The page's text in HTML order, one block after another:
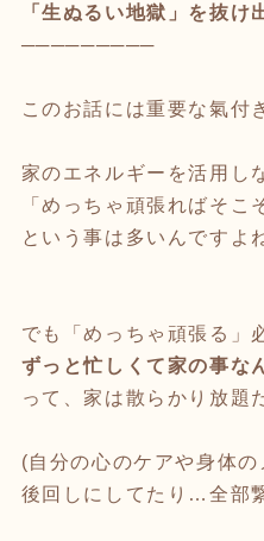
「生ぬるい地獄」を抜け
─────────
このお話には重要な氣付
家のエネルギーを活用し
「めっちゃ頑張ればそこ
という事は多いんですよ
でも「めっちゃ頑張る」
ずっと忙しくて家の事な
って、家は散らかり放題
(自分の心のケアや身体の
後回しにしてたり…全部